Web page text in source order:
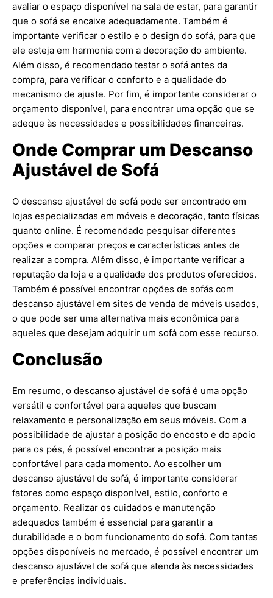
avaliar o espaço disponível na sala de estar, para garantir
que o sofá se encaixe adequadamente. Também é
importante verificar o estilo e o design do sofá, para que
ele esteja em harmonia com a decoração do ambiente.
Além disso, é recomendado testar o sofá antes da
compra, para verificar o conforto e a qualidade do
mecanismo de ajuste. Por fim, é importante considerar o
orçamento disponível, para encontrar uma opção que se
adeque às necessidades e possibilidades financeiras.
Onde Comprar um Descanso
Ajustável de Sofá
O descanso ajustável de sofá pode ser encontrado em
lojas especializadas em móveis e decoração, tanto físicas
quanto online. É recomendado pesquisar diferentes
opções e comparar preços e características antes de
realizar a compra. Além disso, é importante verificar a
reputação da loja e a qualidade dos produtos oferecidos.
Também é possível encontrar opções de sofás com
descanso ajustável em sites de venda de móveis usados,
o que pode ser uma alternativa mais econômica para
aqueles que desejam adquirir um sofá com esse recurso.
Conclusão
Em resumo, o descanso ajustável de sofá é uma opção
versátil e confortável para aqueles que buscam
relaxamento e personalização em seus móveis. Com a
possibilidade de ajustar a posição do encosto e do apoio
para os pés, é possível encontrar a posição mais
confortável para cada momento. Ao escolher um
descanso ajustável de sofá, é importante considerar
fatores como espaço disponível, estilo, conforto e
orçamento. Realizar os cuidados e manutenção
adequados também é essencial para garantir a
durabilidade e o bom funcionamento do sofá. Com tantas
opções disponíveis no mercado, é possível encontrar um
descanso ajustável de sofá que atenda às necessidades
e preferências individuais.